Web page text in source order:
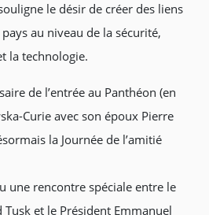
le désir de créer des liens
au niveau de la sécurité,
la technologie.
de l’entrée au Panthéon (en
Curie avec son époux Pierre
la Journée de l’amitié
une rencontre spéciale entre le
et le Président Emmanuel